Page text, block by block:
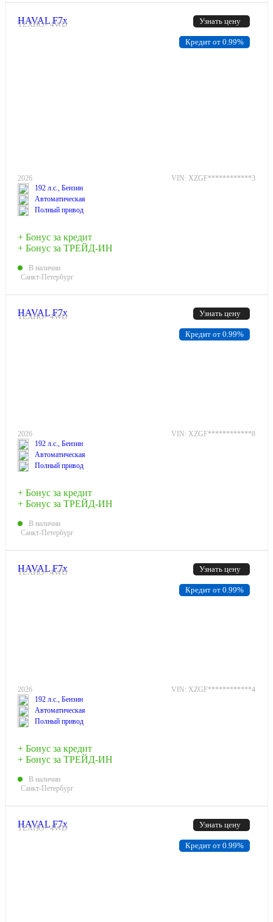
Узнать цену
HAVAL F7x
ТЕХНО+ 4WD
2026
VIN: XZGF************3
192 л.с., Бензин
Автоматическая
Полный привод
+ Бонус за кредит
+ Бонус за ТРЕЙД-ИН
В наличии
Санкт-Петербург
Кредит от 0.99%
Узнать цену
HAVAL F7x
ТЕХНО+ 4WD
2026
VIN: XZGF************8
192 л.с., Бензин
Автоматическая
Полный привод
+ Бонус за кредит
+ Бонус за ТРЕЙД-ИН
В наличии
Санкт-Петербург
Кредит от 0.99%
Узнать цену
HAVAL F7x
ТЕХНО+ 4WD
2026
VIN: XZGF************4
192 л.с., Бензин
Автоматическая
Полный привод
+ Бонус за кредит
+ Бонус за ТРЕЙД-ИН
В наличии
Санкт-Петербург
Кредит от 0.99%
Узнать цену
HAVAL F7x
ТЕХНО+ 4WD
Кредит от 0.99%